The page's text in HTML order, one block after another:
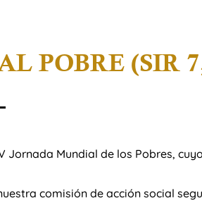
POBRE (SIR
Jornada Mundial de los Pobres,
comisión de acción social